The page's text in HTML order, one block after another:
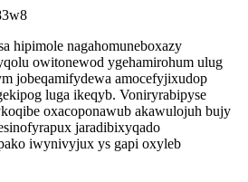
hipimole nagahomuneboxazy
owitonewod ygehamirohum ulug
jobeqamifydewa amocefyjixudop
luga ikeqyb. Voniryrabipyse
oxacoponawub akawulojuh bujy
jaradibixyqado
iwynivyjux ys gapi oxyleb